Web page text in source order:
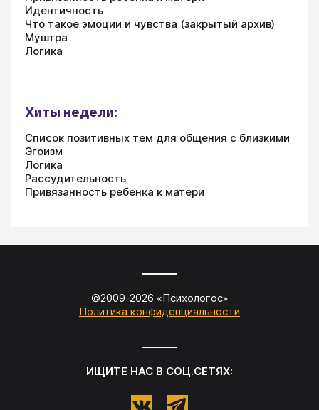
Идентичность
Что такое эмоции и чувства (закрытый архив)
Муштра
Логика
Хиты недели:
Список позитивных тем для общения с близкими
Эгоизм
Логика
Рассудительность
Привязанность ребенка к матери
©2009-2026 «Психологос»
Политика конфиденциальности
ИЩИТЕ НАС В СОЦ.СЕТЯХ: